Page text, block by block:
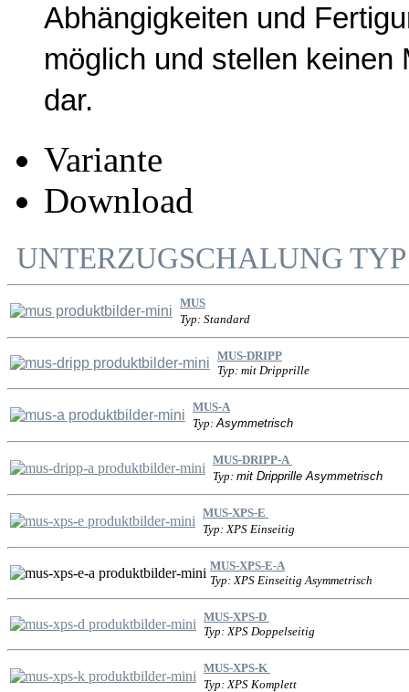
Abhängigkeiten und
möglich und stellen
dar.
Variante
Download
UNTERZUGSCHALUNG TYP
MUS
Typ: Standard
MUS-DRIPP
Typ: mit Dripprille
MUS-A
Typ: Asymmetrisch
MUS-DRIPP-A
Typ: mit Dripprille Asymmetrisch
MUS-XPS-E
Typ: XPS Einseitig
MUS-XPS-E-A
Typ: XPS Einseitig Asymmetrisch
MUS-XPS-D
Typ: XPS Doppelseitig
MUS-XPS-K
Typ: XPS Komplett